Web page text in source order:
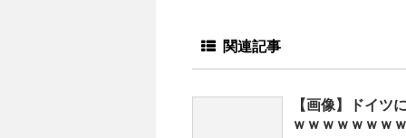
関連記事
【画像】ドイツ
ｗｗｗｗｗｗｗ